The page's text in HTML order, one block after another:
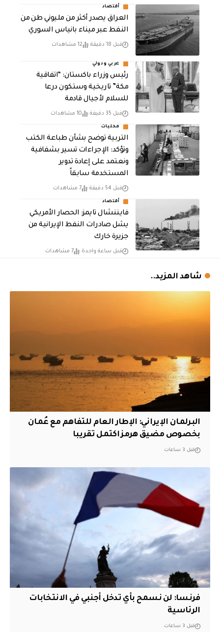
أقتصاد
العراق يصدر أكثر من مليوني طن من
النفط عبر ميناء بانياس السوري
قبل 18 دقيقة 12 مشاهدات
عربي ودولي
رئيس وزراء باكستان: “اتفاقية
مكة” تاريخية وستكون درعا
للسلام لأجيال قادمة
قبل 35 دقيقة 10 مشاهدات
محليات
التربية توضح بشأن طباعة الكتب
وتؤكد: الإجراءات تسير بشفافية
ونعتمد على إعادة تدوير
المستخدمة سابقاً
قبل 54 دقيقة 7 مشاهدات
أقتصاد
فايننشال تايمز: الحصار الأمريكي
يشل صادرات النفط الإيرانية من
جزيرة خارك
قبل ساعة واحدة 7 مشاهدات
شاهد المزيد..
البرلمان الإيراني: الإطار العام للتفاهم مع عُمان
بخصوص مضيق هرمز اكتمل تقريبا
قبل 3 ساعات
فرنسا: لن نسمح بأي تدخل أجنبي في الانتخابات
الرئاسية
قبل 3 ساعات